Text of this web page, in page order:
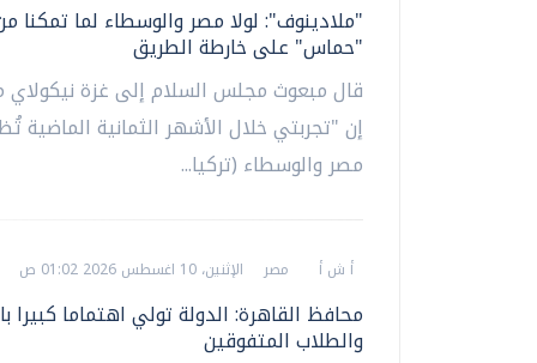
"ملادينوف": لولا مصر والوسطاء لما تمكنا
"حماس" على خارطة الطريق
قال مبعوث مجلس السلام إلى غزة نيكولاي
إن "تجربتي خلال الأشهر الثمانية الماضية
مصر والوسطاء (تركيا...
أ ش أ مصر الإثنين، 10 اغسطس 2026 01:02 ص
محافظ القاهرة: الدولة تولي اهتماما كبيرا
والطلاب المتفوقين